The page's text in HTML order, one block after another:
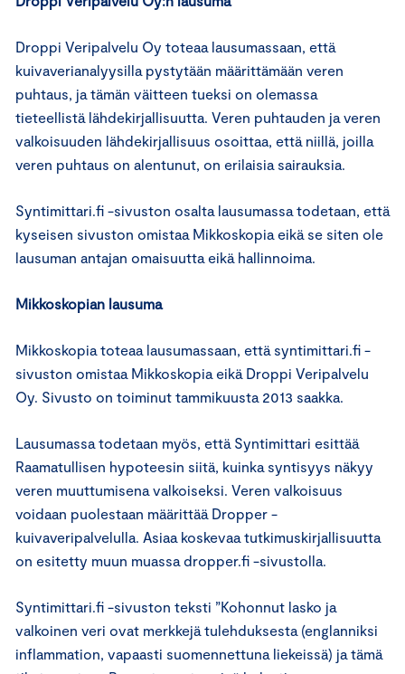
Droppi Veripalvelu Oy toteaa lausumassaan, että
kuivaverianalyysilla pystytään määrittämään veren
puhtaus, ja tämän väitteen tueksi on olemassa
tieteellistä lähdekirjallisuutta. Veren puhtauden ja veren
valkoisuuden lähdekirjallisuus osoittaa, että niillä, joilla
veren puhtaus on alentunut, on erilaisia sairauksia.
Syntimittari.fi -sivuston osalta lausumassa todetaan, että
kyseisen sivuston omistaa Mikkoskopia eikä se siten ole
lausuman antajan omaisuutta eikä hallinnoima.
Mikkoskopian lausuma
Mikkoskopia toteaa lausumassaan, että syntimittari.fi -
sivuston omistaa Mikkoskopia eikä Droppi Veripalvelu
Oy. Sivusto on toiminut tammikuusta 2013 saakka.
Lausumassa todetaan myös, että Syntimittari esittää
Raamatullisen hypoteesin siitä, kuinka syntisyys näkyy
veren muuttumisena valkoiseksi. Veren valkoisuus
voidaan puolestaan määrittää Dropper -
kuivaveripalvelulla. Asiaa koskevaa tutkimuskirjallisuutta
on esitetty muun muassa dropper.fi -sivustolla.
Syntimittari.fi -sivuston teksti ”Kohonnut lasko ja
valkoinen veri ovat merkkejä tulehduksesta (englanniksi
inflammation, vapaasti suomennettuna liekeissä) ja tämä